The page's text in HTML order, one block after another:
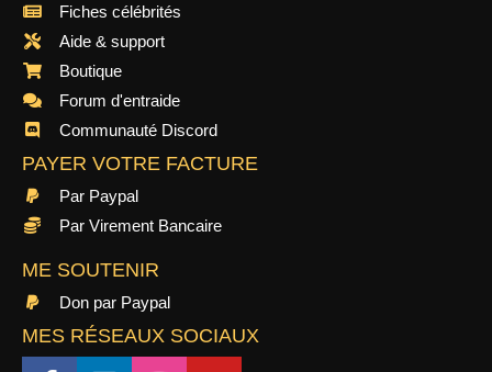
Fiches célébrités
Aide & support
Boutique
Forum d'entraide
Communauté Discord
PAYER VOTRE FACTURE
Par Paypal
Par Virement Bancaire
ME SOUTENIR
Don par Paypal
MES RÉSEAUX SOCIAUX